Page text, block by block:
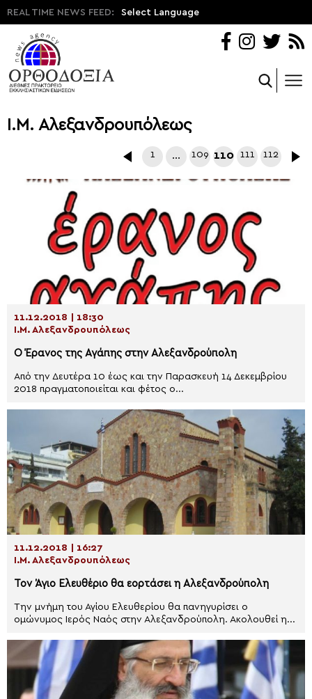
REAL TIME NEWS FEED: Select Language
Ι.Μ. Αλεξανδρουπόλεως
1 … 109 110 111 112
11.12.2018 | 18:30
Ι.Μ. Αλεξανδρουπόλεως
Ο Έρανος της Αγάπης στην Αλεξανδρούπολη
Από την Δευτέρα 10 έως και την Παρασκευή 14 Δεκεμβρίου
2018 πραγματοποιείται και φέτος ο...
11.12.2018 | 16:27
Ι.Μ. Αλεξανδρουπόλεως
Τον Άγιο Ελευθέριο θα εορτάσει η Αλεξανδρούπολη
Την μνήμη του Αγίου Ελευθερίου θα πανηγυρίσει ο
ομώνυμος Ιερός Ναός στην Αλεξανδρούπολη. Ακολουθεί η...